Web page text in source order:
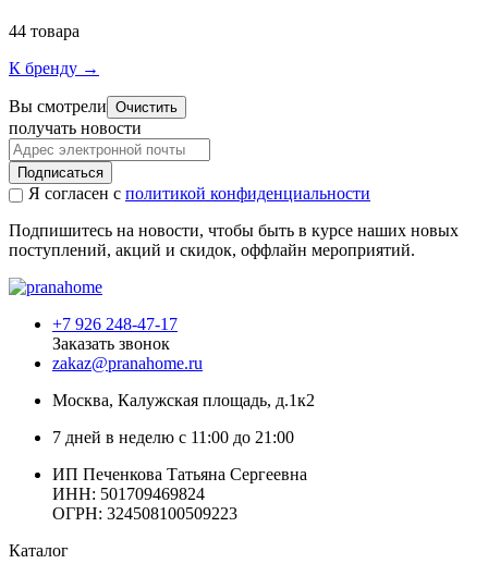
44 товара
К бренду →
Вы смотрели Очистить
получать новости
Подписаться
Я согласен с политикой конфиденциальности
Подпишитесь на новости, чтобы быть в курсе наших новых
поступлений, акций и скидок, оффлайн мероприятий.
+7 926 248-47-17
Заказать звонок
zakaz@pranahome.ru
Москва, Калужская площадь, д.1к2
7 дней в неделю с 11:00 до 21:00
ИП Печенкова Татьяна Сергеевна
ИНН: 501709469824
ОГРН: 324508100509223
Каталог